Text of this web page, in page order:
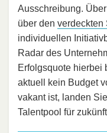
Ausschreibung.
über den verdeckten
individuellen
Radar des
Erfolgsquote hierbei
aktuell kein Budget
vakant ist, landen
Talentpool für